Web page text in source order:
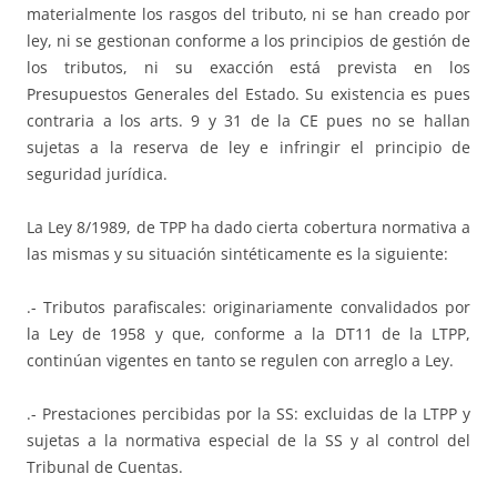
materialmente los rasgos del tributo, ni se han creado por
ley, ni se gestionan conforme a los principios de gestión de
los tributos, ni su exacción está prevista en los
Presupuestos Generales del Estado. Su existencia es pues
contraria a los arts. 9 y 31 de la CE pues no se hallan
sujetas a la reserva de ley e infringir el principio de
seguridad jurídica.
La Ley 8/1989, de TPP ha dado cierta cobertura normativa a
las mismas y su situación sintéticamente es la siguiente:
.- Tributos parafiscales: originariamente convalidados por
la Ley de 1958 y que, conforme a la DT11 de la LTPP,
continúan vigentes en tanto se regulen con arreglo a Ley.
.- Prestaciones percibidas por la SS: excluidas de la LTPP y
sujetas a la normativa especial de la SS y al control del
Tribunal de Cuentas.